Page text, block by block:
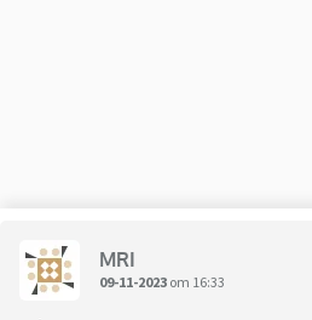
MRI
09-11-2023 om 16:33